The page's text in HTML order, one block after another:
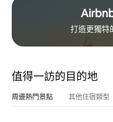
打造更獨特
值得一訪的目的地
周邊熱門景點 其他住宿類型